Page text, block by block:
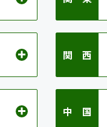
関 西
中 国